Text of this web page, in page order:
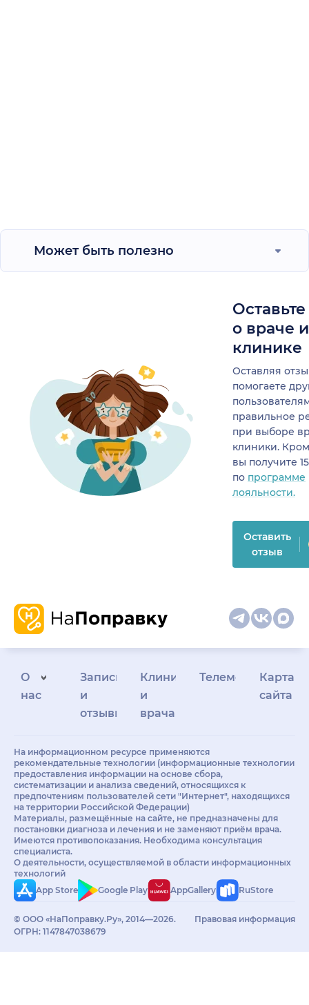
Может быть полезно
о враче
клинике
Оставляя
помогаете
правильное
при выборе
клиники.
вы получите
по программе
лояльности.
Оставить
отзыв
О
нас
Запись
и
отзывы
Клиникам
и
врачам
Телемедицина
Карта
сайта
На информационном ресурсе применяются
рекомендательные технологии (информационные технологии
предоставления информации на основе сбора,
систематизации и анализа сведений, относящихся к
предпочтениям пользователей сети "Интернет", находящихся
на территории Российской Федерации)
Материалы, размещённые на сайте, не предназначены для
постановки диагноза и лечения и не заменяют приём врача.
Имеются противопоказания. Необходима консультация
специалиста.
О деятельности, осуществляемой в области информационных
технологий
App Store
Google Play AppGallery RuStore
© ООО «НаПоправку.Ру», 2014—2026.
ОГРН: 1147847038679
Правовая информация